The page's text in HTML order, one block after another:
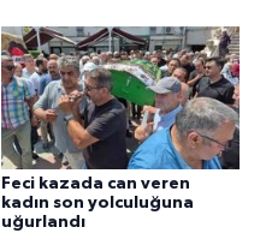
Feci kazada can veren
kadın son yolculuğuna
uğurlandı